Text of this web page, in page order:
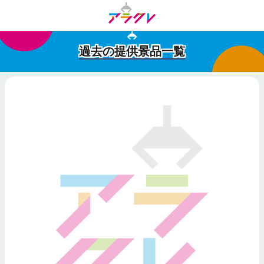
過去の提供景品一覧